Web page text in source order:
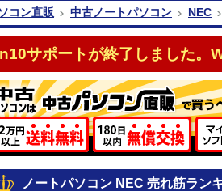
コン直販 中古ノートパソコン NEC
サポートが終了しました。
ノートパソコン NEC 売れ筋ラン